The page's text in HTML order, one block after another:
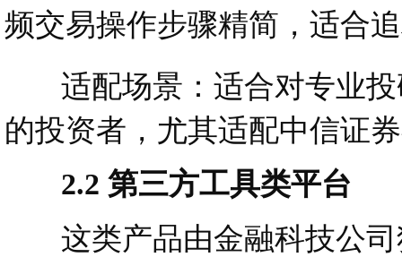
频交易操作步骤精简，适合
适配场景：适合对专业投
的投资者，尤其适配中信证
2.2 第三方工具类平台
这类产品由金融科技公司